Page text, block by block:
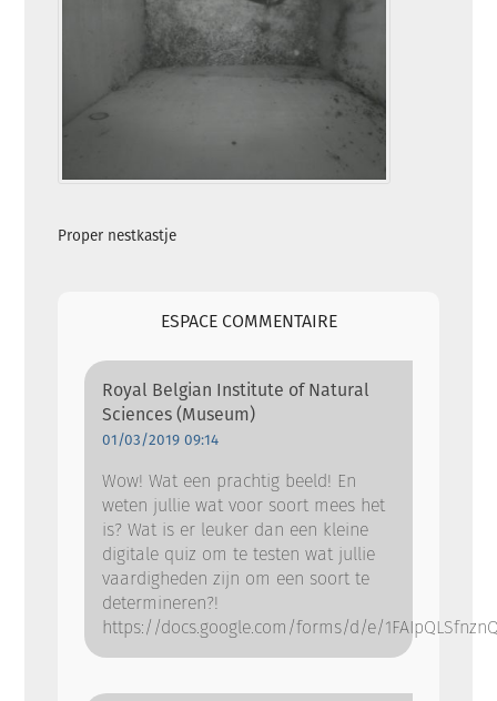
Proper nestkastje
ESPACE COMMENTAIRE
Royal Belgian Institute of Natural
Sciences (Museum)
01/03/2019 09:14
Wow! Wat een prachtig beeld! En
weten jullie wat voor soort mees het
is? Wat is er leuker dan een kleine
digitale quiz om te testen wat jullie
vaardigheden zijn om een soort te
determineren?!
https://docs.google.com/forms/d/e/